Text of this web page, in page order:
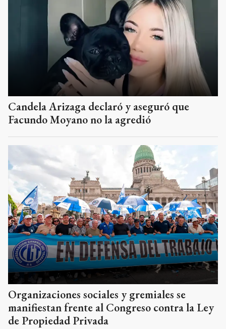
Candela Arizaga declaró y aseguró que
Facundo Moyano no la agredió
Organizaciones sociales y gremiales se
manifiestan frente al Congreso contra la Ley
de Propiedad Privada